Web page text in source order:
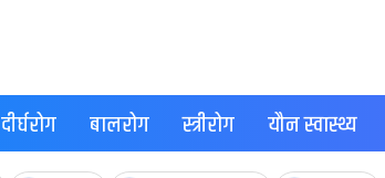
दीर्घरोग बालरोग स्त्रीरोग यौन स्वास्थ्य